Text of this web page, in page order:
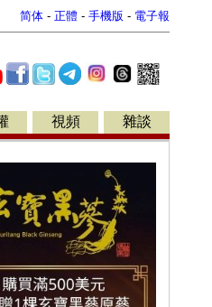
简体 - 正體 - 手機版 - 電子報
視頻 雜談